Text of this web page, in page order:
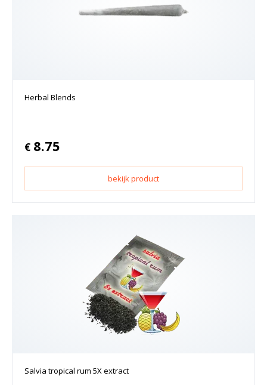
Herbal Blends
€ 8.75
bekijk product
Salvia tropical rum 5X extract